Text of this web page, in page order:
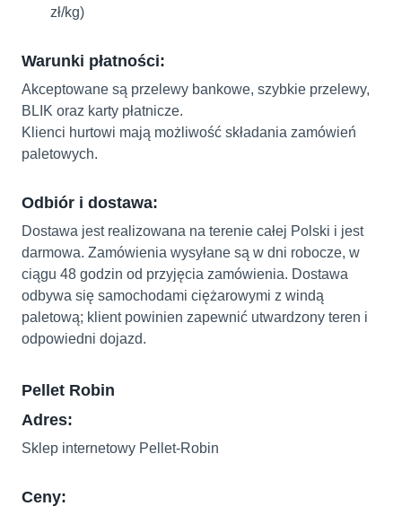
zł/kg)
Warunki płatności:
Akceptowane są przelewy bankowe, szybkie przelewy,
BLIK oraz karty płatnicze.
Klienci hurtowi mają możliwość składania zamówień
paletowych.
Odbiór i dostawa:
Dostawa jest realizowana na terenie całej Polski i jest
darmowa. Zamówienia wysyłane są w dni robocze, w
ciągu 48 godzin od przyjęcia zamówienia. Dostawa
odbywa się samochodami ciężarowymi z windą
paletową; klient powinien zapewnić utwardzony teren i
odpowiedni dojazd.
Pellet Robin
Adres:
Sklep internetowy Pellet-Robin
Ceny: